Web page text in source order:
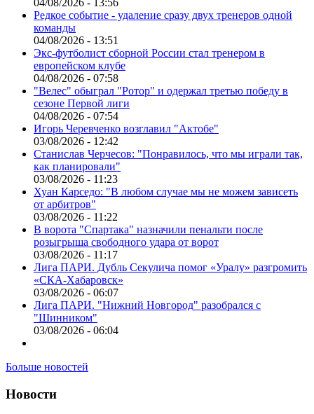
Редкое событие - удаление сразу двух тренеров одной
команды
04/08/2026 - 13:51
Экс-футболист сборной России стал тренером в
европейском клубе
04/08/2026 - 07:58
"Велес" обыграл "Ротор" и одержал третью победу в
сезоне Первой лиги
04/08/2026 - 07:54
Игорь Черевченко возглавил "Актобе"
03/08/2026 - 12:42
Станислав Черчесов: "Понравилось, что мы играли так,
как планировали"
03/08/2026 - 11:23
Хуан Карседо: "В любом случае мы не можем зависеть
от арбитров"
03/08/2026 - 11:22
В ворота "Спартака" назначили пенальти после
розыгрыша свободного удара от ворот
03/08/2026 - 11:17
Лига ПАРИ. Дубль Секулича помог «Уралу» разгромить
«СКА-Хабаровск»
03/08/2026 - 06:07
Лига ПАРИ. "Нижний Новгород" разобрался с
"Шинником"
03/08/2026 - 06:04
Больше новостей
Новости